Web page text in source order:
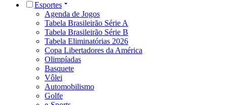
Esportes
Agenda de Jogos
Tabela Brasileirão Série A
Tabela Brasileirão Série B
Tabela Eliminatórias 2026
Copa Libertadores da América
Olimpíadas
Basquete
Vôlei
Automobilismo
Golfe